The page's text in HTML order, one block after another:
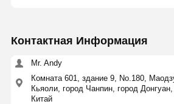
Контактная Информация
Mr. Andy
Комната 601, здание 9, No.180,
Кьяоли, город Чанпин, город Донгуан,
Китай